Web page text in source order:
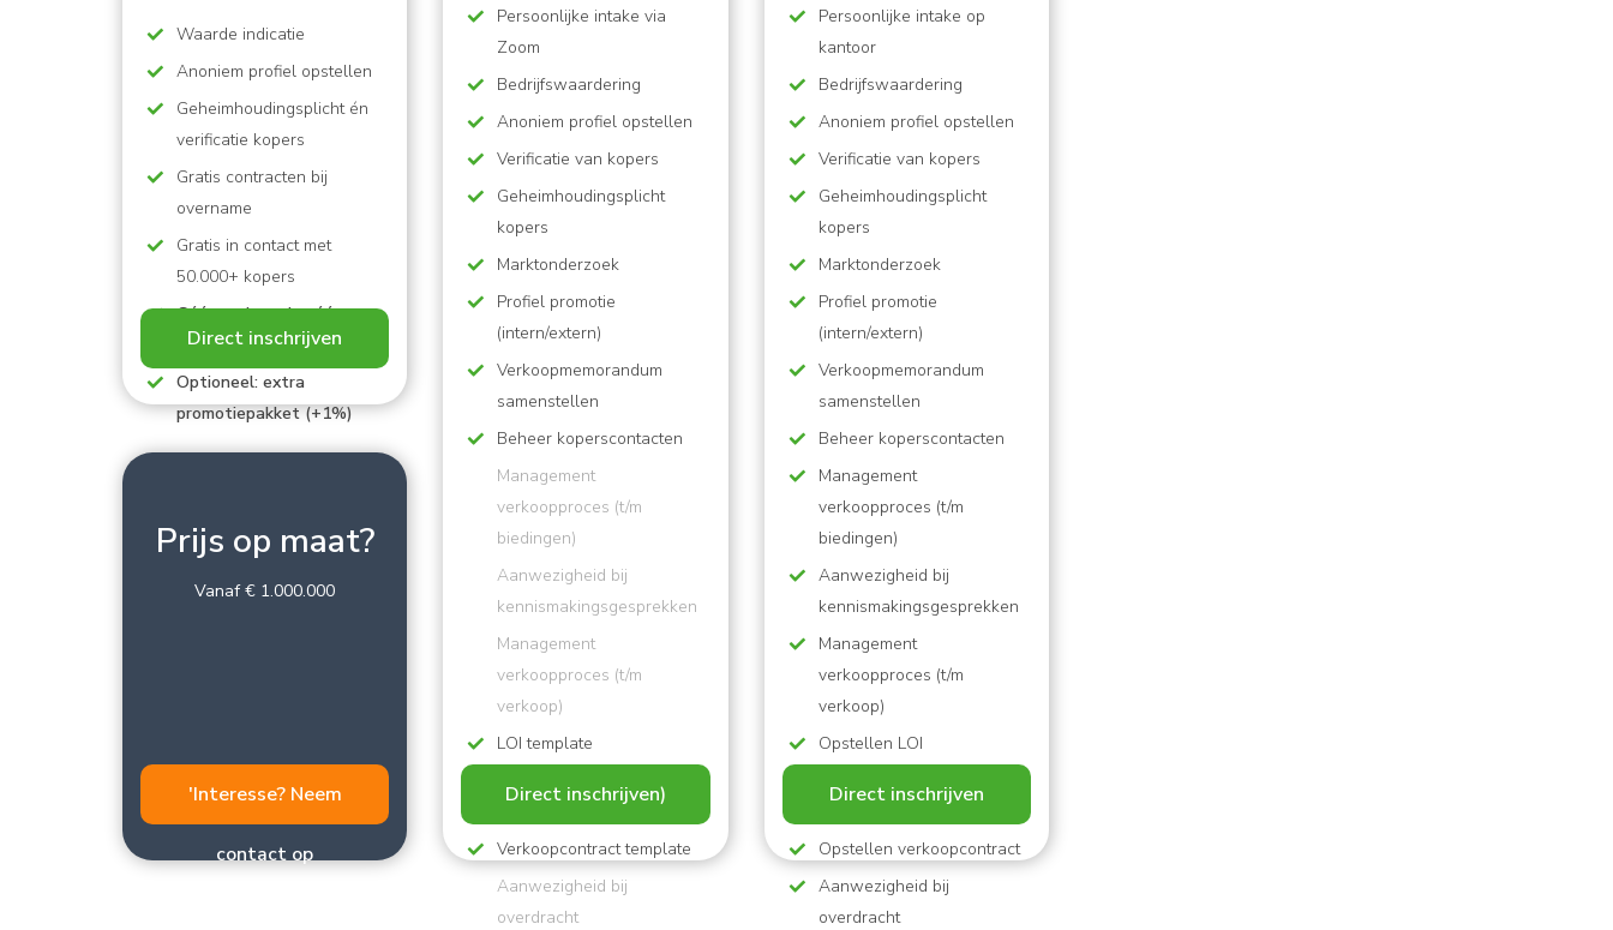
Waarde indicatie
Anoniem profiel opstellen
Geheimhoudingsplicht én
verificatie kopers
Gratis contracten bij
overname
Gratis in contact met
50.000+ kopers
Géén verkoop is géén
kosten!
Optioneel: extra
promotiepakket (+1%)
Direct inschrijven
Prijs op maat?
Vanaf € 1.000.000
'Interesse? Neem
contact op
Persoonlijke intake via
Zoom
Bedrijfswaardering
Anoniem profiel opstellen
Verificatie van kopers
Geheimhoudingsplicht
kopers
Marktonderzoek
Profiel promotie
(intern/extern)
Verkoopmemorandum
samenstellen
Beheer koperscontacten
Management
verkoopproces (t/m
biedingen)
​​​​​​Aanwezigheid bij
kennismakingsgesprekken
Management
verkoopproces (t/m
verkoop)
LOI template
Ondersteuning tijdens due
Verkoopcontract template
Aanwezigheid bij
overdracht
Direct inschrijven)
Persoonlijke intake op
kantoor
Bedrijfswaardering
Anoniem profiel opstellen
Verificatie van kopers
Geheimhoudingsplicht
kopers
Marktonderzoek
Profiel promotie
(intern/extern)
Verkoopmemorandum
samenstellen
Beheer koperscontacten
Management
verkoopproces (t/m
biedingen)
​​​​​​Aanwezigheid bij
kennismakingsgesprekken
Management
verkoopproces (t/m
verkoop)
Opstellen LOI
Opstellen verkoopcontract
Aanwezigheid bij
overdracht
Direct inschrijven